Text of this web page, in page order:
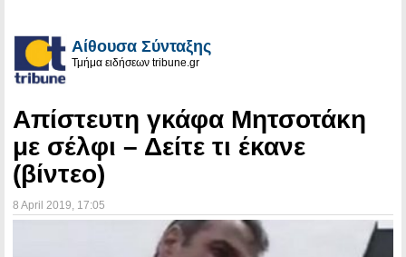
Αίθουσα Σύνταξης
Τμήμα ειδήσεων tribune.gr
Απίστευτη γκάφα Μητσοτάκη
με σέλφι – Δείτε τι έκανε
(βίντεο)
8 April 2019 , 17:05